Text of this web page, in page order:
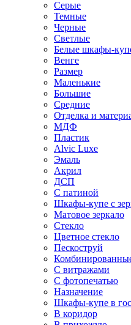
Серые
Темные
Черные
Светлые
Белые шкафы-
Венге
Размер
Маленькие
Большие
Средние
Отделка и
МДФ
Пластик
Alvic Luxe
Эмаль
Акрил
ДСП
С патиной
Шкафы-купе с
Матовое зеркало
Стекло
Цветное стекло
Пескоструй
С витражами
С фотопечатью
Назначение
Шкафы-купе в
В коридор